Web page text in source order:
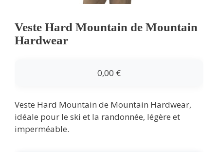
Veste Hard Mountain de Mountain
Hardwear
0,00 €
Veste Hard Mountain de Mountain Hardwear,
idéale pour le ski et la randonnée, légère et
imperméable.